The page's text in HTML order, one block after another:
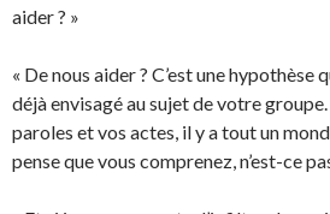
aider ? »
« De nous aider ? C’est une hypothèse
déjà envisagé au sujet de votre
paroles et vos actes, il y a tout un
pense que vous comprenez, n’est-ce